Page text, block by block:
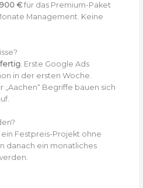
€für das Premium-Paket
Management. Keine
. Erste Google Ads
in der ersten Woche.
„Aachen“ Begriffe bauen sich
Festpreis-Projekt ohne
danach ein monatliches